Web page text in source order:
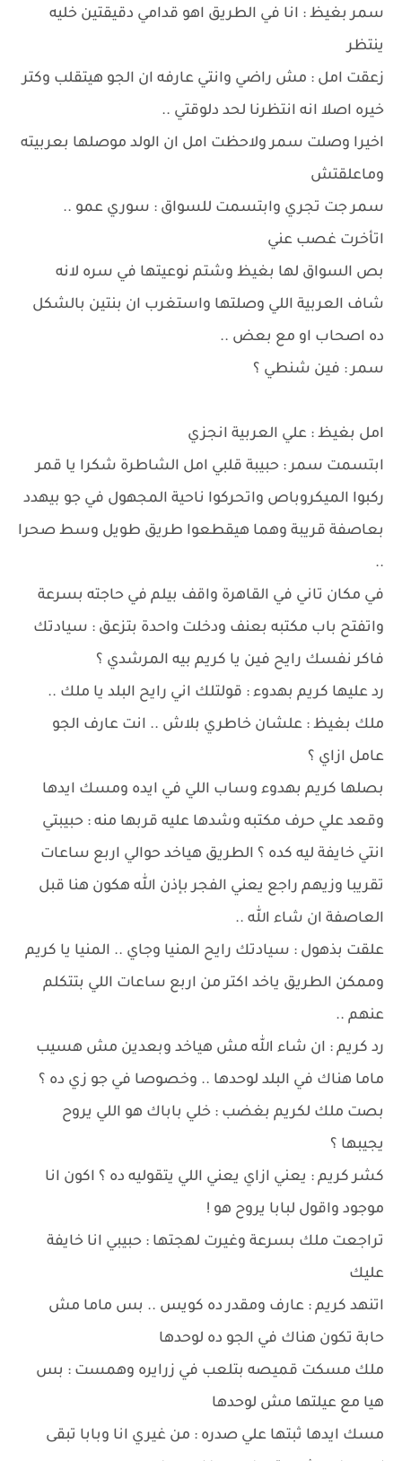
سمر بغيظ : انا في الطريق اهو قدامي دقيقتين خليه
ينتظر
زعقت امل : مش راضي وانتي عارفه ان الجو هيتقلب وكتر
خيره اصلا انه انتظرنا لحد دلوقتي ..
اخيرا وصلت سمر ولاحظت امل ان الولد موصلها بعربيته
وماعلقتش
سمر جت تجري وابتسمت للسواق : سوري عمو ..
اتأخرت غصب عني
بص السواق لها بغيظ وشتم نوعيتها في سره لانه
شاف العربية اللي وصلتها واستغرب ان بنتين بالشكل
ده اصحاب او مع بعض ..
سمر : فين شنطي ؟
امل بغيظ : علي العربية انجزي
ابتسمت سمر : حبيبة قلبي امل الشاطرة شكرا يا قمر
ركبوا الميكروباص واتحركوا ناحية المجهول في جو بيهدد
بعاصفة قريبة وهما هيقطعوا طريق طويل وسط صحرا
..
في مكان تاني في القاهرة واقف بيلم في حاجته بسرعة
واتفتح باب مكتبه بعنف ودخلت واحدة بتزعق : سيادتك
فاكر نفسك رايح فين يا كريم بيه المرشدي ؟
رد عليها كريم بهدوء : قولتلك اني رايح البلد يا ملك ..
ملك بغيظ : علشان خاطري بلاش .. انت عارف الجو
عامل ازاي ؟
بصلها كريم بهدوء وساب اللي في ايده ومسك ايدها
وقعد علي حرف مكتبه وشدها عليه قربها منه : حبيبتي
انتي خايفة ليه كده ؟ الطريق هياخد حوالي اربع ساعات
تقريبا وزيهم راجع يعني الفجر بإذن الله هكون هنا قبل
العاصفة ان شاء الله ..
علقت بذهول : سيادتك رايح المنيا وجاي .. المنيا يا كريم
وممكن الطريق ياخد اكتر من اربع ساعات اللي بتتكلم
عنهم ..
رد كريم : ان شاء الله مش هياخد وبعدين مش هسيب
ماما هناك في البلد لوحدها .. وخصوصا في جو زي ده ؟
بصت ملك لكريم بغضب : خلي باباك هو اللي يروح
يجيبها ؟
كشر كريم : يعني ازاي يعني اللي يتقوليه ده ؟ اكون انا
موجود واقول لبابا يروح هو !
تراجعت ملك بسرعة وغيرت لهجتها : حبيبي انا خايفة
عليك
اتنهد كريم : عارف ومقدر ده كويس .. بس ماما مش
حابة تكون هناك في الجو ده لوحدها
ملك مسكت قميصه بتلعب في زرايره وهمست : بس
هيا مع عيلتها مش لوحدها
مسك ايدها ثبتها علي صدره : من غيري انا وبابا تبقى